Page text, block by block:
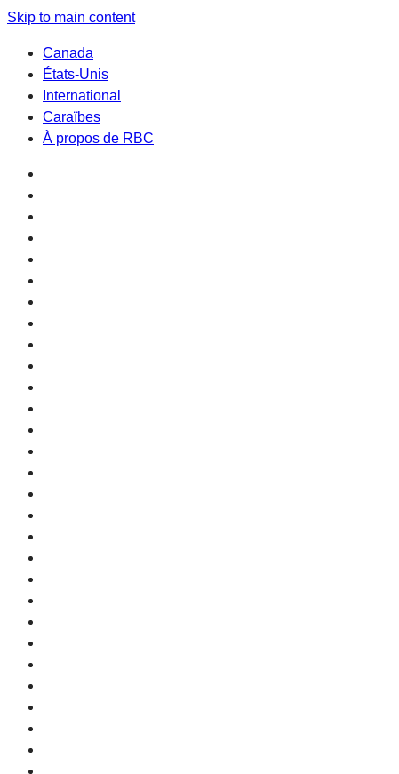
Skip to main content
Canada
États-Unis
International
Caraïbes
À propos de RBC